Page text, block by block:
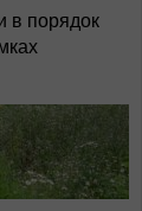
в порядок